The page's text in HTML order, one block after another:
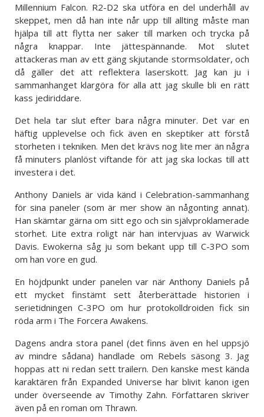
Millennium Falcon. R2-D2 ska utföra en del underhåll av
skeppet, men då han inte når upp till allting måste man
hjälpa till att flytta ner saker till marken och trycka på
några knappar. Inte jättespännande. Mot slutet
attackeras man av ett gäng skjutande stormsoldater, och
då gäller det att reflektera laserskott. Jag kan ju i
sammanhanget klargöra för alla att jag skulle bli en rätt
kass jediriddare.
Det hela tar slut efter bara några minuter. Det var en
häftig upplevelse och fick även en skeptiker att förstå
storheten i tekniken. Men det krävs nog lite mer än några
få minuters planlöst viftande för att jag ska lockas till att
investera i det.
Anthony Daniels är vida känd i Celebration-sammanhang
för sina paneler (som är mer show än någonting annat).
Han skämtar gärna om sitt ego och sin självproklamerade
storhet. Lite extra roligt när han intervjuas av Warwick
Davis. Ewokerna såg ju som bekant upp till C-3PO som
om han vore en gud.
En höjdpunkt under panelen var när Anthony Daniels på
ett mycket finstämt sett återberättade historien i
serietidningen C-3PO om hur protokolldroiden fick sin
röda arm i The Forcera Awakens.
Dagens andra stora panel (det finns även en hel uppsjö
av mindre sådana) handlade om Rebels säsong 3. Jag
hoppas att ni redan sett trailern. Den kanske mest kända
karaktären från Expanded Universe har blivit kanon igen
under överseende av Timothy Zahn. Författaren skriver
även på en roman om Thrawn.